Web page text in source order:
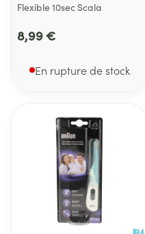
Flexible 10sec Scala
8,99 €
En rupture de stock